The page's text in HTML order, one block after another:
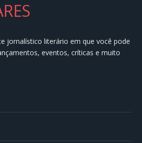
jornalístico literário em que você pode
eventos, críticas e muito